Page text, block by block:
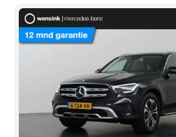
Transmissie
Opties
Carrosserie
Basiskleur